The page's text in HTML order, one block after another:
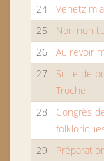
24
Venetz
25
Non non
26
Au revoir
27
Suite de
Troche
28
Congrès
29